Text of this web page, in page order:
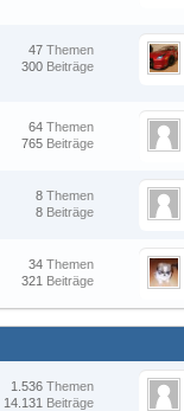
Themen
47
Beiträge
300
Themen
64
Beiträge
765
Themen
8
Beiträge
8
Themen
34
Beiträge
321
Themen
1.536
Beiträge
14.131